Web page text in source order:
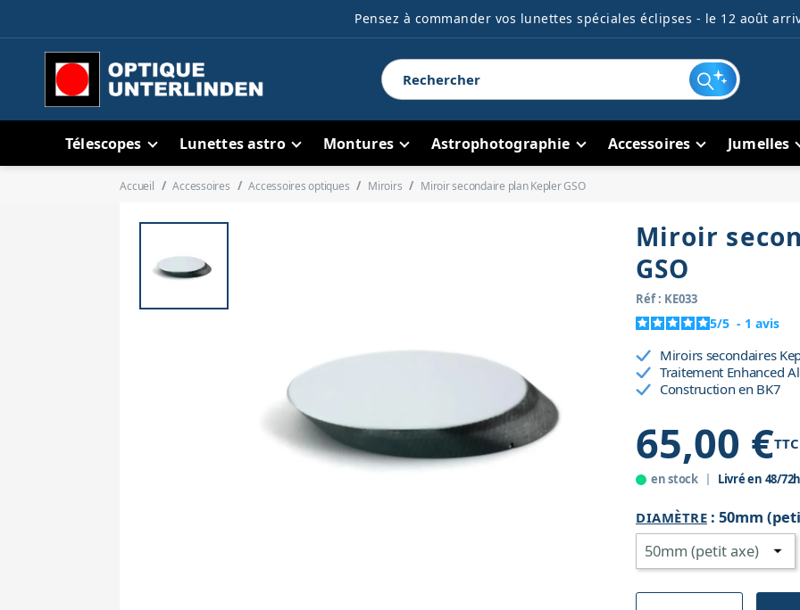
Pensez à commander vos lunettes spéciales éclipses - le 12 août
Télescopes Lunettes astro Montures Astrophotographie Accessoires Jumelles
Accueil Accessoires Accessoires optiques Miroirs Miroir secondaire plan Kepler GSO
Miroir
GSO
Réf : KE033
5/5 - 1 avis
Miroirs secondaires
Traitement Enhanced
Construction en BK7
65,00 €TTC
en stock Livré en 48/72h
DIAMÈTRE : 50mm